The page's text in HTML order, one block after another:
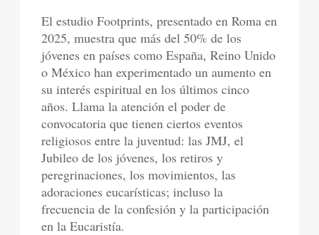
El estudio Footprints, presentado en Roma en
2025, muestra que más del 50% de los
jóvenes en países como España, Reino Unido
o México han experimentado un aumento en
su interés espiritual en los últimos cinco
años. Llama la atención el poder de
convocatoria que tienen ciertos eventos
religiosos entre la juventud: las JMJ, el
Jubileo de los jóvenes, los retiros y
peregrinaciones, los movimientos, las
adoraciones eucarísticas; incluso la
frecuencia de la confesión y la participación
en la Eucaristía.